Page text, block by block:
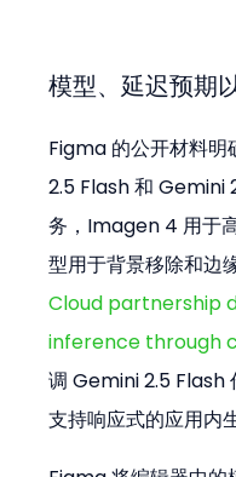
模型、延迟预期
Figma 的公开材料
2.5 Flash 和 Gemini
务，Imagen 4 用于
型用于背景移除和边
Cloud partnership
inference through
调 Gemini 2.5 Flash
支持响应式的应用内